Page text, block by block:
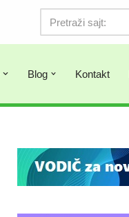
Blog Kontakt